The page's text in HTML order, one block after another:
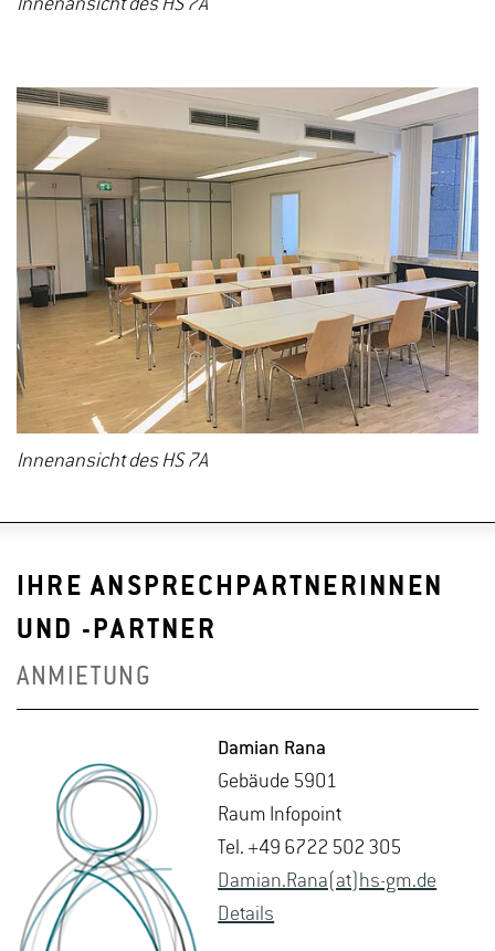
Innenansicht des HS 7A
IHRE ANSPRECHPARTNERINNEN
UND -PARTNER
ANMIETUNG
Da­mi­an Rana
Ge­bäu­de 5901
Raum In­fo­point
Tel. +49 6722 502 305
Da­mi­an.Rana(at)hs-​gm.​de
De­tails